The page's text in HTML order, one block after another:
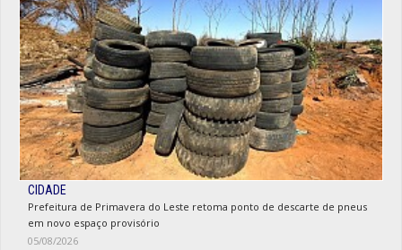
CIDADE
Prefeitura de Primavera do Leste retoma ponto de descarte de pneus
em novo espaço provisório
05/08/2026